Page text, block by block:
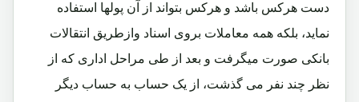
دست هرکس باشد و هرکس بتواند از آن پولها استفاده
نماید، بلکه همه معاملات بروی اسناد وازطریق انتقالات
بانکی صورت میگرفت و بعد از طی مراحل اداری که از
نظر چند نفر می گذشت، از یک حساب به حساب دیگر